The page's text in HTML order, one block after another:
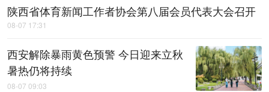
陕西省体育新闻工作者协会第八届会员代表大会召开
08-07 17:31
西安解除暴雨黄色预警 今日迎来立秋
暑热仍将持续
08-07 09:03